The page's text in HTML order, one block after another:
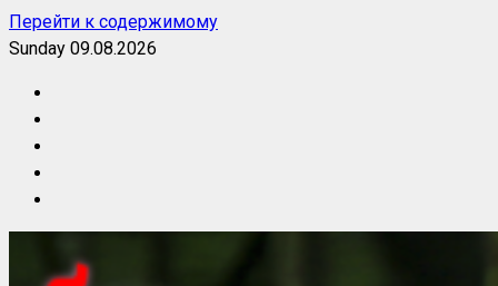
Перейти к содержимому
Sunday 09.08.2026